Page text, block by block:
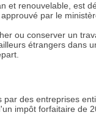
et renouvelable, est
par le
ou conserver un
étrangers dans
par des entreprises
impôt forfaitaire de